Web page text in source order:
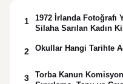
1
1972 İrlanda
Silaha Sarılan Kadın
2 Okullar Hangi Tarihte
3
Torba Kanun